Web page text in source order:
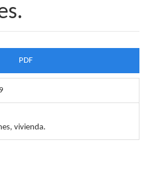
PDF
vivienda.